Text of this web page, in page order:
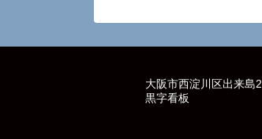
大阪市西淀川区出来島
黒字看板